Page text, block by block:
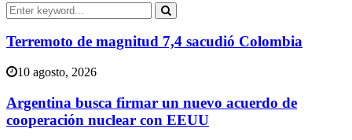
Search
for:
Search
Terremoto de magnitud 7,4 sacudió Colombia
10 agosto, 2026
Argentina busca firmar un nuevo acuerdo de
cooperación nuclear con EEUU